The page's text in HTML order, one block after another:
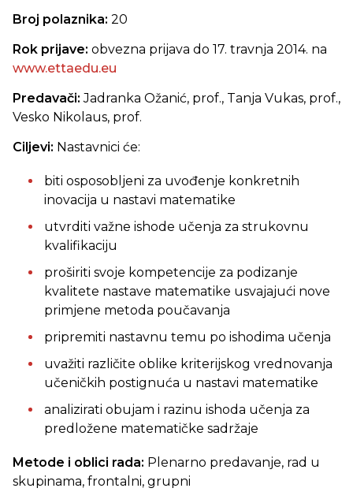
Broj polaznika: 20
Rok prijave: obvezna prijava do 17. travnja 2014. na
www.ettaedu.eu
Predavači:Jadranka Ožanić, prof., Tanja Vukas, prof.,
Vesko Nikolaus, prof.
Ciljevi: Nastavnici će:
biti osposobljeni za uvođenje konkretnih
inovacija u nastavi matematike
utvrditi važne ishode učenja za strukovnu
kvalifikaciju
proširiti svoje kompetencije za podizanje
kvalitete nastave matematike usvajajući nove
primjene metoda poučavanja
pripremiti nastavnu temu po ishodima učenja
uvažiti različite oblike kriterijskog vrednovanja
učeničkih postignuća u nastavi matematike
analizirati obujam i razinu ishoda učenja za
predložene matematičke sadržaje
Metode i oblici rada: Plenarno predavanje, rad u
skupinama, frontalni, grupni